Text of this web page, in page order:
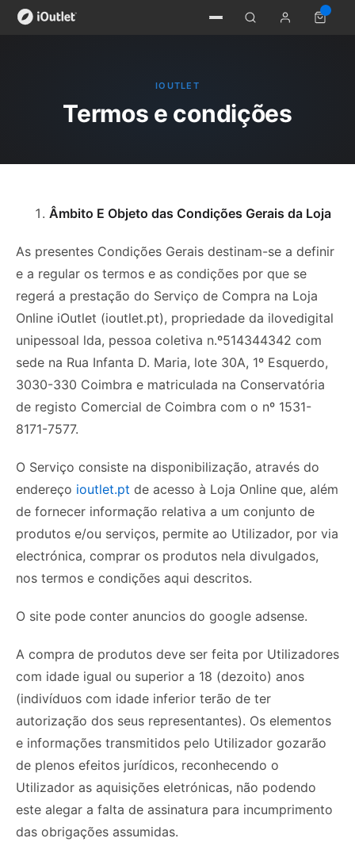
IOUTLET
Termos e condições
Âmbito E Objeto das Condições Gerais da Loja
As presentes Condições Gerais destinam-se a definir
e a regular os termos e as condições por que se
regerá a prestação do Serviço de Compra na Loja
Online iOutlet (ioutlet.pt), propriedade da ilovedigital
unipessoal lda, pessoa coletiva n.º514344342 com
sede na Rua Infanta D. Maria, lote 30A, 1º Esquerdo,
3030-330 Coimbra e matriculada na Conservatória
de registo Comercial de Coimbra com o nº 1531-
8171-7577.
O Serviço consiste na disponibilização, através do
endereço ioutlet.pt de acesso à Loja Online que, além
de fornecer informação relativa a um conjunto de
produtos e/ou serviços, permite ao Utilizador, por via
electrónica, comprar os produtos nela divulgados,
nos termos e condições aqui descritos.
O site pode conter anuncios do google adsense.
A compra de produtos deve ser feita por Utilizadores
com idade igual ou superior a 18 (dezoito) anos
(indivíduos com idade inferior terão de ter
autorização dos seus representantes). Os elementos
e informações transmitidos pelo Utilizador gozarão
de plenos efeitos jurídicos, reconhecendo o
Utilizador as aquisições eletrónicas, não podendo
este alegar a falta de assinatura para incumprimento
das obrigações assumidas.